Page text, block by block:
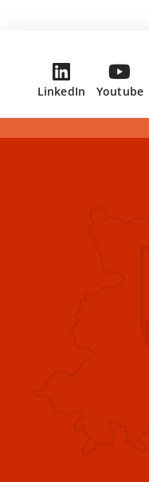
Youtube
LinkedIn